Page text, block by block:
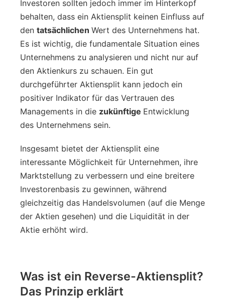
Investoren sollten jedoch immer im Hinterkopf
behalten, dass ein Aktiensplit keinen Einfluss auf
den tatsächlichen Wert des Unternehmens hat.
Es ist wichtig, die fundamentale Situation eines
Unternehmens zu analysieren und nicht nur auf
den Aktienkurs zu schauen. Ein gut
durchgeführter Aktiensplit kann jedoch ein
positiver Indikator für das Vertrauen des
Managements in die zukünftige Entwicklung
des Unternehmens sein.
Insgesamt bietet der Aktiensplit eine
interessante Möglichkeit für Unternehmen, ihre
Marktstellung zu verbessern und eine breitere
Investorenbasis zu gewinnen, während
gleichzeitig das Handelsvolumen (auf die Menge
der Aktien gesehen) und die Liquidität in der
Aktie erhöht wird.
Was ist ein Reverse-Aktiensplit?
Das Prinzip erklärt